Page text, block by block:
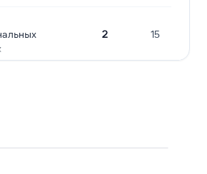
2 15
1 8